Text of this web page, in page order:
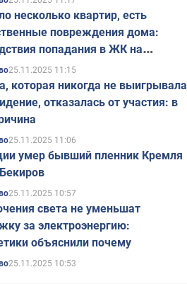
несколько квартир, есть
повреждения дома:
попадания в ЖК на
в Киеве. Фото
25.11.2025 11:15
которая никогда не выигрывала
отказалась от участия: в
25.11.2025 11:06
умер бывший пленник Кремля
25.11.2025 10:57
света не уменьшат
за электроэнергию:
объяснили почему
25.11.2025 10:53